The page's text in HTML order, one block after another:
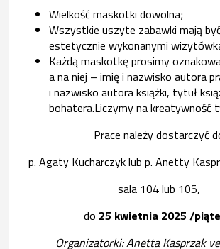
Wielkość maskotki dowolna;
Wszystkie uszyte zabawki mają
estetycznie wykonanymi
Każdą maskotkę prosimy
a na niej – imię i nazwisko autora
i nazwisko autora książki, tytuł
bohatera.Liczymy na kreatywność
Prace należy dostarczyć
p. Agaty Kucharczyk lub p. Anetty
sala 104 lub 105,
do 25 kwietnia 2025 /
Organizatorki: Anetta Kasprzak